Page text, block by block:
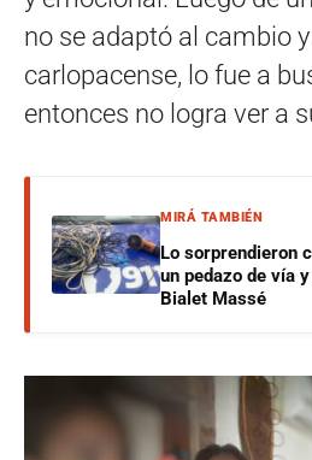
no se adaptó al cambio
carlopacense, lo fue a
entonces no logra ver a
MIRÁ TAMBIÉN
Lo sorprendieron
un pedazo de vía
Bialet Massé